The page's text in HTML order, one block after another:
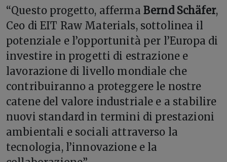
“Questo progetto, afferma Bernd Schäfer,
Ceo di EIT Raw Materials, sottolinea il
potenziale e l’opportunità per l’Europa di
investire in progetti di estrazione e
lavorazione di livello mondiale che
contribuiranno a proteggere le nostre
catene del valore industriale e a stabilire
nuovi standard in termini di prestazioni
ambientali e sociali attraverso la
tecnologia, l’innovazione e la